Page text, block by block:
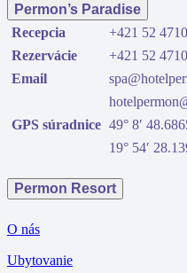
Permon’s Paradise
Recepcia
+421 52
Rezervácie
+421 52
Email
GPS súradnice 49° 8′
19° 54′
Permon Resort
O nás
Ubytovanie